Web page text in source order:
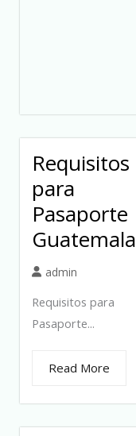
Requisitos
para
Pasaporte
Guatemala
admin
Requisitos para
Pasaporte...
Read More